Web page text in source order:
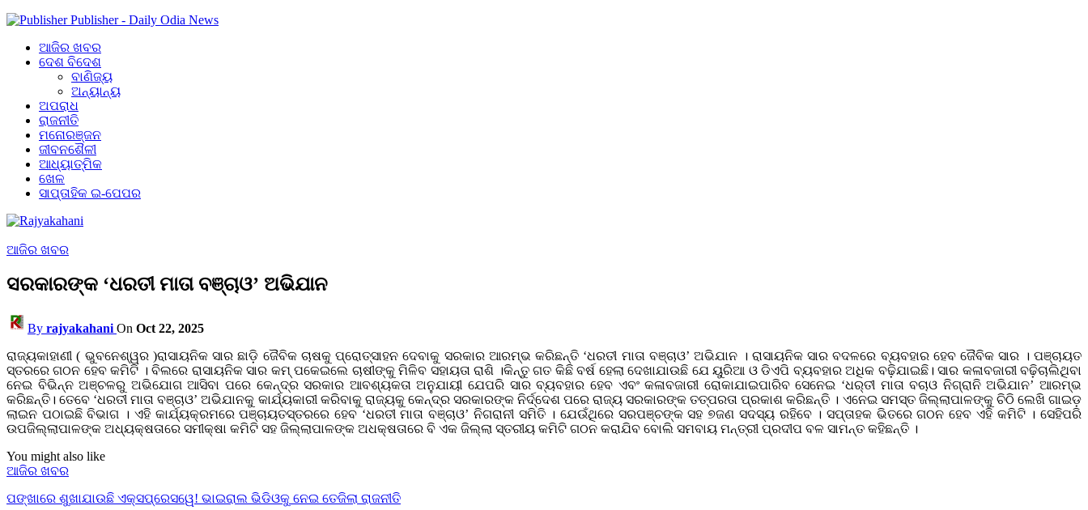
Publisher - Daily Odia News
ଆଜିର ଖବର
ଦେଶ ବିଦେଶ
ବାଣିଜ୍ୟ
ଅନ୍ୟାନ୍ୟ
ଅପରାଧ
ରାଜନୀତି
ମନୋରଞ୍ଜନ
ଜୀବନଶୈଳୀ
ଆଧ୍ୟାତ୍ମିକ
ଖେଳ
ସାପ୍ତାହିକ ଇ-ପେପର
ଆଜିର ଖବର
ସରକାରଙ୍କ ‘ଧରତୀ ମାତା ବଞ୍ଚାଓ’ ଅଭିଯାନ
By rajyakahani On Oct 22, 2025
ରାଜ୍ୟକାହାଣୀ ( ଭୁବନେଶ୍ୱର )ରାସାୟନିକ ସାର ଛାଡ଼ି ଜୈବିକ ଚାଷକୁ ପ୍ରୋତ୍ସାହନ ଦେବାକୁ ସରକାର ଆରମ୍ଭ କରିଛନ୍ତି ‘ଧରତୀ ମାତା ବଞ୍ଚାଓ’ ଅଭିଯାନ । ରାସାୟନିକ ସାର ବଦଳରେ ବ୍ୟବହାର ହେବ ଜୈବିକ ସାର । ପଞ୍ଚାୟତ
ସ୍ତରରେ ଗଠନ ହେବ କମିଟି । ବିଲରେ ରାସାୟନିକ ସାର କମ୍ ପକେଇଲେ ଚାଷୀଙ୍କୁ ମିଳିବ ସହାୟତା ରାଶି ।କିନ୍ତୁ ଗତ କିଛି ବର୍ଷ ହେଲା ଦେଖାଯାଉଛି ଯେ ୟୁରିଆ ଓ ଡିଏପି ବ୍ୟବହାର ଅଧିକ ବଢ଼ିଯାଇଛି। ସାର କଳାବଜାରୀ ବଢ଼ିଚାଲିଥିବା
ନେଇ ବିଭିନ୍ନ ଅଞ୍ଚଳରୁ ଅଭିଯୋଗ ଆସିବା ପରେ କେନ୍ଦ୍ର ସରକାର ଆବଶ୍ୟକତା ଅନୁଯାୟୀ ଯେପରି ସାର ବ୍ୟବହାର ହେବ ଏବଂ କଳାବଜାରୀ ରୋକାଯାଇପାରିବ ସେନେଇ ‘ଧର୍‌ତୀ ମାତା ବଚାଓ ନିଗ୍‌ରାନି ଅଭିଯାନ’ ଆରମ୍ଭ
କରିଛନ୍ତି। ତେବେ ‘ଧରତୀ ମାତା ବଞ୍ଚାଓ’ ଅଭିଯାନକୁ କାର୍ଯ୍ୟକାରୀ କରିବାକୁ ରାଜ୍ୟକୁ କେନ୍ଦ୍ର ସରକାରଙ୍କ ନିର୍ଦ୍ଦେଶ ପରେ ରାଜ୍ୟ ସରକାରଙ୍କ ତତ୍ପରତା ପ୍ରକାଶ କରିଛନ୍ତି । ଏନେଇ ସମସ୍ତ ଜିଲ୍ଲାପାଳଙ୍କୁ ଚିଠି ଲେଖି ଗାଇଡ଼
ଲାଇନ ପଠାଇଛି ବିଭାଗ । ଏହି କାର୍ଯ୍ୟକ୍ରମରେ ପଞ୍ଚାୟତସ୍ତରରେ ହେବ ‘ଧରତୀ ମାତା ବଞ୍ଚାଓ’ ନିଗରାନୀ ସମିତି । ଯେଉଁଥିରେ ସରପଞ୍ଚଙ୍କ ସହ ୭ଜଣ ସଦସ୍ୟ ରହିବେ । ସପ୍ତାହକ ଭିତରେ ଗଠନ ହେବ ଏହି କମିଟି । ସେହିପରି
ଉପଜିଲ୍ଲାପାଳଙ୍କ ଅଧ୍ୟକ୍ଷତାରେ ସମୀକ୍ଷା କମିଟି ସହ ଜିଲ୍ଲାପାଳଙ୍କ ଅଧକ୍ଷତାରେ ବି ଏକ ଜିଲ୍ଲା ସ୍ତରୀୟ କମିଟି ଗଠନ କରାଯିବ ବୋଲି ସମବାୟ ମନ୍ତ୍ରୀ ପ୍ରଦୀପ ବଳ ସାମନ୍ତ କହିଛନ୍ତି ।
You might also like
ଆଜିର ଖବର
ପଙ୍ଖାରେ ଶୁଖାଯାଉଛି ଏକ୍ସପ୍ରେସୱେ! ଭାଇରାଲ ଭିଡିଓକୁ ନେଇ ତେଜିଲା ରାଜନୀତି